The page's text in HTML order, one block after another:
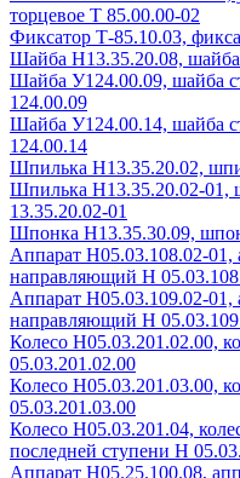
торцевое Т 85.00.00-02
Фиксатор Т-85.10.03,
Шайба Н13.35.20.08,
Шайба У124.00.09, шайба
124.00.09
Шайба У124.00.14, шайба
124.00.14
Шпилька Н13.35.20.02,
Шпилька Н13.35.20.02-01,
13.35.20.02-01
Шпонка Н13.35.30.09,
Аппарат Н05.03.108.02-01,
направляющий Н
Аппарат Н05.03.109.02-01,
направляющий Н
Колесо Н05.03.201.02.00,
05.03.201.02.00
Колесо Н05.03.201.03.00,
05.03.201.03.00
Колесо Н05.03.201.04,
последней ступени Н
Аппарат Н05.25.100.08,